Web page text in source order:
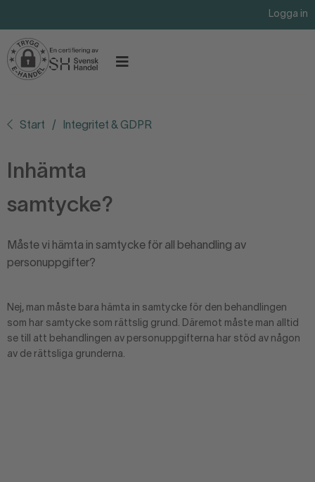
Logga in
Start Integritet & GDPR
Inhämta
samtycke?
Måste vi hämta in samtycke för all behandling av
personuppgifter?
Nej, man måste bara hämta in samtycke för den behandlingen
som har samtycke som rättslig grund. Däremot måste man alltid
se till att behandlingen av personuppgifterna har stöd av någon
av de rättsliga grunderna.